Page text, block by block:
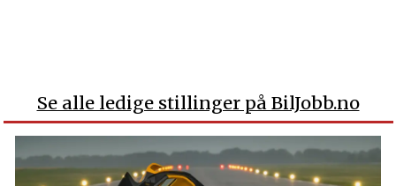
Se alle ledige stillinger på BilJobb.no